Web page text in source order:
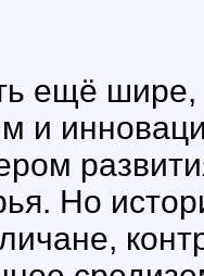
ещё
и
Но